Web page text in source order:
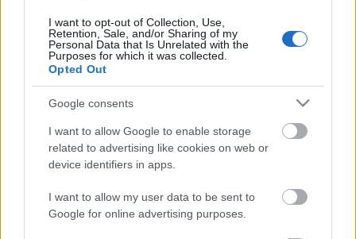
I want to opt-out of Collection, Use,
Retention, Sale, and/or Sharing of my
Personal Data that Is Unrelated with the
Purposes for which it was collected.
Opted Out
Google consents
I want to allow Google to enable storage
related to advertising like cookies on web or
device identifiers in apps.
I want to allow my user data to be sent to
Google for online advertising purposes.
titularidades de Pepelu y Radoja
en el Levante, Coutinho en el
Barça o Koba y Piccini en el
Levante
: Cárdenas – Son, Mustafi, Rubén Vezo,
Clerc – Pepelu, Radoja (Malsa), Campaña, De Frutos –